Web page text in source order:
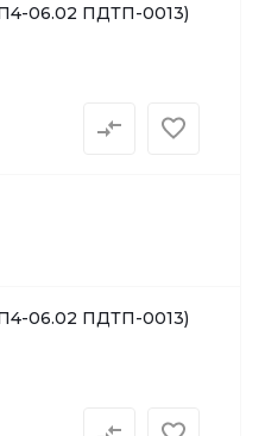
06.02 ПДТП-0013)
06.02 ПДТП-0013)